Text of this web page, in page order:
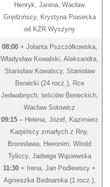
Henryk, Janina, Wacław
Grędzińscy, Krystyna Piasecka
od KŻR Wyszyny
08:00+ Jolanta Pszczółkowska,
Władysław Kowalski, Aleksandra,
Stanisław Kowalscy, Stanisław
Benecki (24 rocz.), Rce
Jedwabnych, teściów Beneckich,
Wacław Sotowicz
09:15– Helena, Józef, Kazimierz
Karpińscy zmarłych z Rny,
Bronisława, Hieronim, Witold
Tyliccy, Jadwiga Wąsiewska
11:30 + Irena, Jan Podlewscy +
Agnieszka Bednarska (1 rocz.),